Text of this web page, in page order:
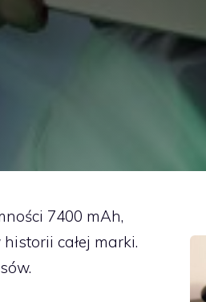
7400 mAh,
całej marki.